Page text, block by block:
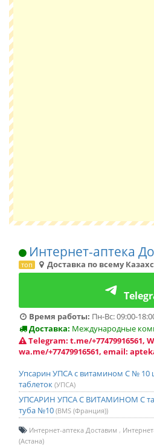
Интернет-аптека
топ Доставка по всему
Время работы: Пн-Вс: 09:00-
Доставка: Международные
Telegram: t.me/+77479916561,
wa.me/+77479916561, email:
Упсарин УПСА с витамином С № 10
таблеток (УПСА)
УПСАРИН УПСА С ВИТАМИНОМ C
туба №10 (BMS (Франция))
Интернет-аптека Доставим
(Астана)